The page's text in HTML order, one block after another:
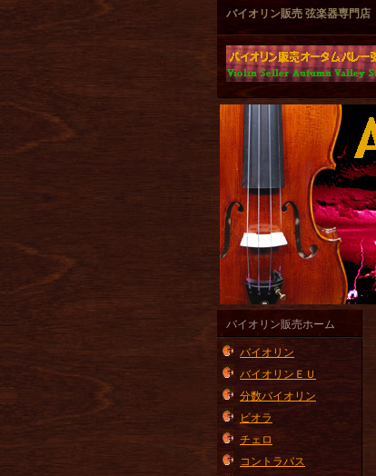
バイオリン販売 弦楽器専門店
バイオリン販売ホーム
バイオリン
バイオリンＥＵ
分数バイオリン
ビオラ
チェロ
コントラバス